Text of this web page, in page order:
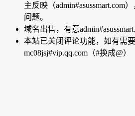
主反映（admin#asussmart.com
问题。
域名出售，有意
本站已关闭评论功能，如有需
mc08jsj#vip.qq.com（#换成@）